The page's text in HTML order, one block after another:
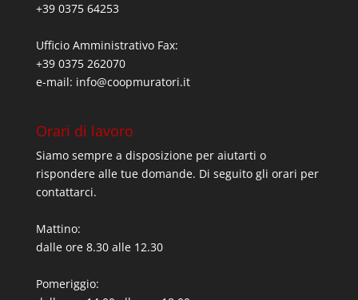
+39 0375 64253
Ufficio Amministrativo Fax:
+39 0375 262070
e-mail: info@coopmuratori.it
Orari di lavoro
Siamo sempre a disposizione per aiutarti o
rispondere alle tue domande. Di seguito gli orari per
contattarci.
Mattino:
dalle ore 8.30 alle 12.30
Pomeriggio: